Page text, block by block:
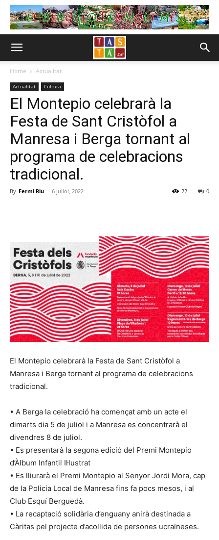
Home Actualitat
Actualitat Cultura
El Montepio celebrarà la
Festa de Sant Cristòfol a
Manresa i Berga tornant al
programa de celebracions
tradicional.
By Fermi Riu - 6 juliol, 2022 0
22
El Montepio celebrarà la Festa de Sant Cristòfol a
Manresa i Berga tornant al programa de celebracions
tradicional.
• A Berga la celebració ha començat amb un acte el
dimarts dia 5 de juliol i a Manresa es concentrarà el
divendres 8 de juliol.
• Es presentarà la segona edició del Premi Montepio
d’Àlbum Infantil Il·lustrat
• Es lliurarà el Premi Montepio al Senyor Jordi Mora, cap
de la Policia Local de Manresa fins fa pocs mesos, i al
Club Esquí Berguedà.
• La recaptació solidària d’enguany anirà destinada a
Càritas pel projecte d’acollida de persones ucraïneses.